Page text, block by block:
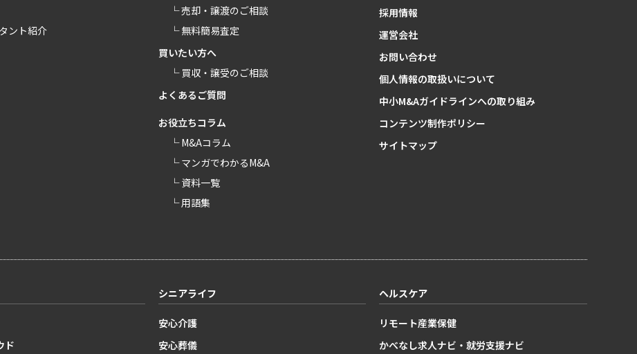
ント紹介
└ 売却・譲渡のご相談
└ 無料簡易査定
買いたい方へ
└ 買収・譲受のご相談
よくあるご質問
お役立ちコラム
└ M&Aコラム
└ マンガでわかるM&A
└ 資料一覧
└ 用語集
採用情報
運営会社
お問い合わせ
個人情報の取扱いについて
中小M&Aガイドラインへの取り組み
コンテンツ制作ポリシー
サイトマップ
ド
シニアライフ
安心介護
安心葬儀
ヘルスケア
リモート産業保健
かべなし求人ナビ・就労支援ナビ